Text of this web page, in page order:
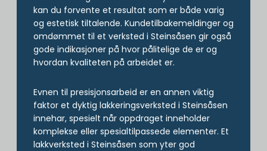
kan du forvente et resultat som er både varig
og estetisk tiltalende. Kundetilbakemeldinger og
omdømmet til et verksted i Steinsåsen gir også
gode indikasjoner på hvor pålitelige de er og
hvordan kvaliteten på arbeidet er.
Evnen til presisjonsarbeid er en annen viktig
faktor et dyktig lakkeringsverksted i Steinsåsen
innehar, spesielt når oppdraget inneholder
komplekse eller spesialtilpassede elementer. Et
lakkverksted i Steinsåsen som yter god